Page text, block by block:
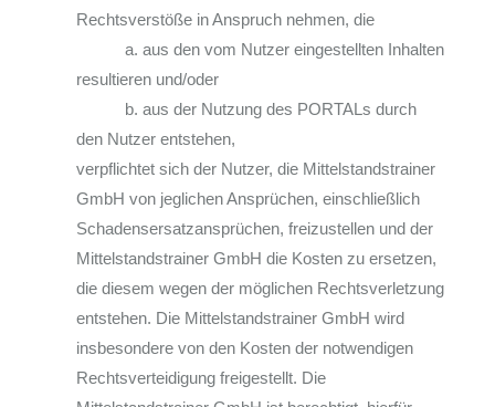
Rechtsverstöße in Anspruch nehmen, die
a. aus den vom Nutzer eingestellten Inhalten
resultieren und/oder
b. aus der Nutzung des PORTALs durch
den Nutzer entstehen,
verpflichtet sich der Nutzer, die Mittelstandstrainer
GmbH von jeglichen Ansprüchen, einschließlich
Schadensersatzansprüchen, freizustellen und der
Mittelstandstrainer GmbH die Kosten zu ersetzen,
die diesem wegen der möglichen Rechtsverletzung
entstehen. Die Mittelstandstrainer GmbH wird
insbesondere von den Kosten der notwendigen
Rechtsverteidigung freigestellt. Die